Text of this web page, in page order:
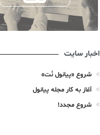
اخبار سایت
شروع «پیانول نُت»
آغاز به کار مجله پیانول
شروع مجدد!